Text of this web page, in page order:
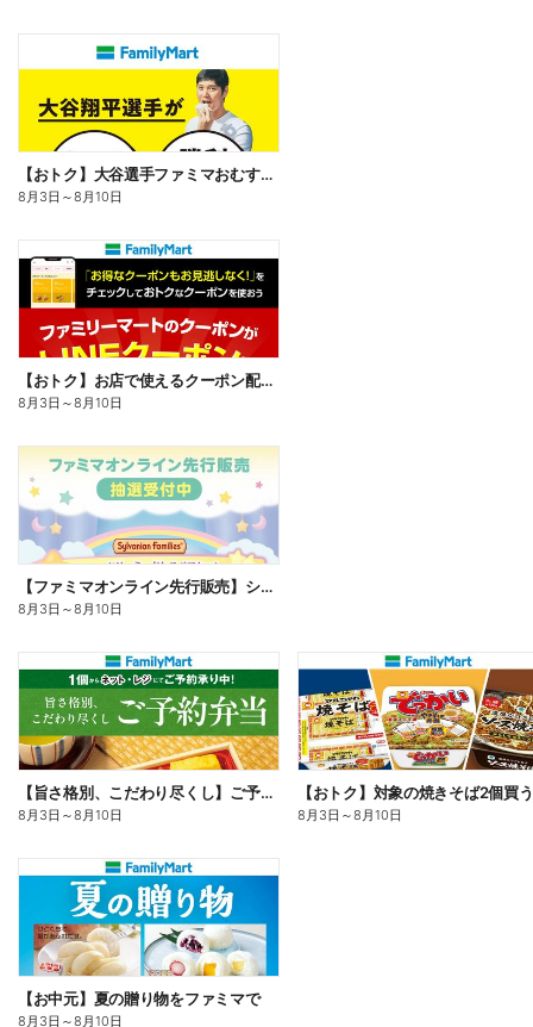
【おトク】大谷選手ファミマおむすび割
8月3日 ～8月10日
【おトク】お店で使えるクーポン配信中
8月3日 ～8月10日
【ファミマオンライン先行販売】シルバニアファミリー
8月3日 ～8月10日
【旨さ格別、こだわり尽くし】ご予約弁当
8月3日 ～8月10日 8月3日 ～8月10日
【お中元】夏の贈り物をファミマで
8月3日 ～8月10日